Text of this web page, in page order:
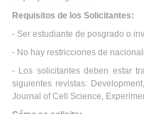
Requisitos de los Solicitantes:
- Ser estudiante de posgrado o
- No hay restricciones de
- Los solicitantes deben estar
siguientes revistas:
Journal of Cell Science,